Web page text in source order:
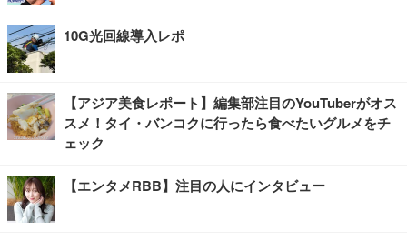
10G光回線導入レポ
【アジア美食レポート】編集部注目のYouTuberがオス
スメ！タイ・バンコクに行ったら食べたいグルメをチ
ェック
【エンタメRBB】注目の人にインタビュー